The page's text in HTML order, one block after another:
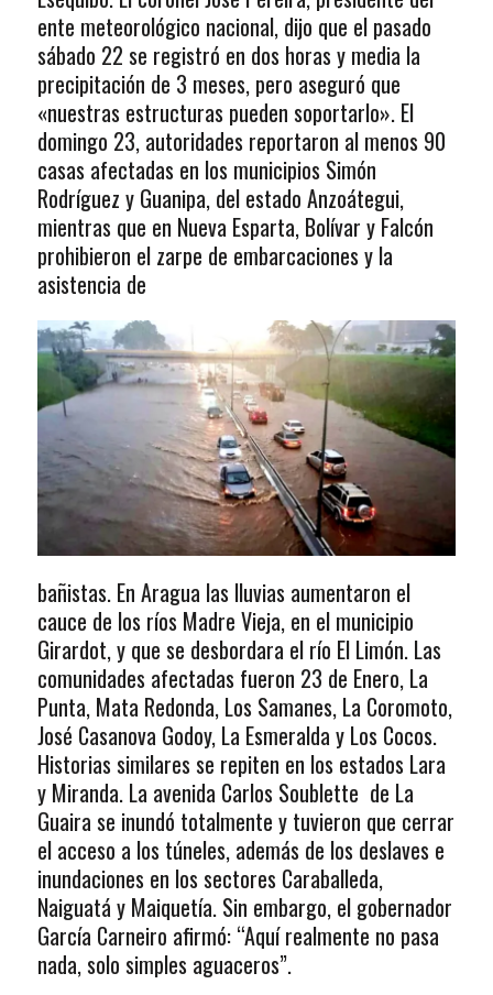
ente meteorológico nacional, dijo que el pasado
sábado 22 se registró en dos horas y media la
precipitación de 3 meses, pero aseguró que
«nuestras estructuras pueden soportarlo». El
domingo 23, autoridades reportaron al menos 90
casas afectadas en los municipios Simón
Rodríguez y Guanipa, del estado Anzoátegui,
mientras que en Nueva Esparta, Bolívar y Falcón
prohibieron el zarpe de embarcaciones y la
asistencia de
bañistas. En Aragua las lluvias aumentaron el
cauce de los ríos Madre Vieja, en el municipio
Girardot, y que se desbordara el río El Limón. Las
comunidades afectadas fueron 23 de Enero, La
Punta, Mata Redonda, Los Samanes, La Coromoto,
José Casanova Godoy, La Esmeralda y Los Cocos.
Historias similares se repiten en los estados Lara
y Miranda. La avenida Carlos Soublette de La
Guaira se inundó totalmente y tuvieron que cerrar
el acceso a los túneles, además de los deslaves e
inundaciones en los sectores Caraballeda,
Naiguatá y Maiquetía. Sin embargo, el gobernador
García Carneiro afirmó: “Aquí realmente no pasa
nada, solo simples aguaceros”.